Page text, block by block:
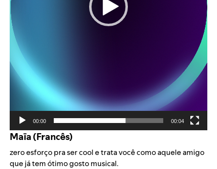
00:00 00:04
Maïa (Francês)
zero esforço pra ser cool e trata você como aquele amigo
que já tem ótimo gosto musical.